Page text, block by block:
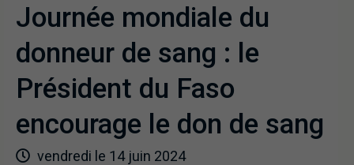
Journée mondiale du
donneur de sang : le
Président du Faso
encourage le don de sang
vendredi le 14 juin 2024